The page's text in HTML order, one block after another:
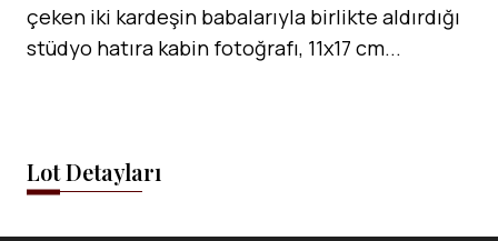
çeken iki kardeşin babalarıyla birlikte aldırdığı
stüdyo hatıra kabin fotoğrafı, 11x17 cm...
Lot Detayları